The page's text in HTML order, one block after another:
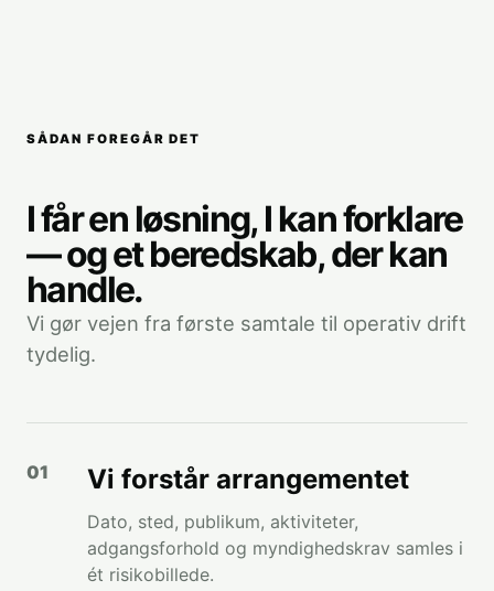
SÅDAN FOREGÅR DET
I får en løsning, I kan forklare
— og et beredskab, der kan
handle.
Vi gør vejen fra første samtale til operativ drift
tydelig.
Vi forstår arrangementet
Dato, sted, publikum, aktiviteter,
adgangsforhold og myndighedskrav samles i
ét risikobillede.